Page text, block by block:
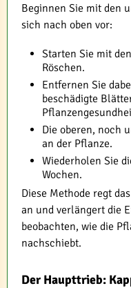
Beginnen Sie mit den
sich nach oben vor:
Starten Sie mit
Röschen.
Entfernen Sie
beschädigte
Die oberen, noch
an der Pflanze.
Wiederholen Sie
Wochen.
Diese Methode regt
an und verlängert die
beobachten, wie die
nachschiebt.
Der Haupttrieb: